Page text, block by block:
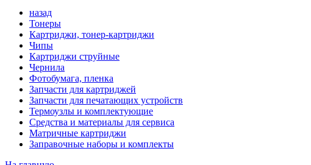
назад
Тонеры
Картриджи, тонер-картриджи
Чипы
Картриджи струйные
Чернила
Фотобумага, пленка
Запчасти для картриджей
Запчасти для печатающих устройств
Термоузлы и комплектующие
Средства и материалы для сервиса
Матричные картриджи
Заправочные наборы и комплекты